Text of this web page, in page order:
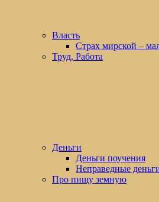
Власть
Страх мирской –
Труд, Работа
Деньги
Деньги поучения
Неправедные
Про пищу земную